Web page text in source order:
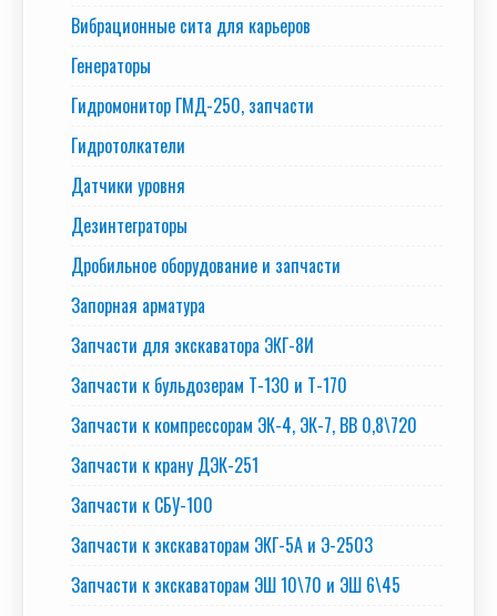
Вибрационные сита для карьеров
Генераторы
Гидромонитор ГМД-250, запчасти
Гидротолкатели
Датчики уровня
Дезинтеграторы
Дробильное оборудование и запчасти
Запорная арматура
Запчасти для экскаватора ЭКГ-8И
Запчасти к бульдозерам Т-130 и Т-170
Запчасти к компрессорам ЭК-4, ЭК-7, ВВ 0,8\720
Запчасти к крану ДЭК-251
Запчасти к СБУ-100
Запчасти к экскаваторам ЭКГ-5А и Э-2503
Запчасти к экскаваторам ЭШ 10\70 и ЭШ 6\45